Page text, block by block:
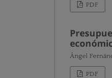
PDF
Ángel
PDF